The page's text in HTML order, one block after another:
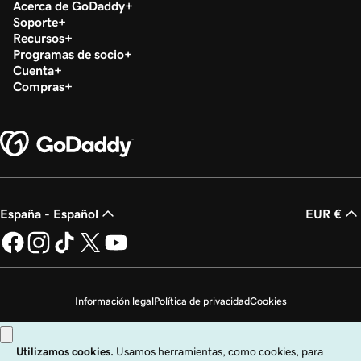
Lección 21 (de 23)
Publicar mi sitio web
Lección 22 (de 23)
Cancelar la publicación de mi sitio web
Crear mi página de inicio en Sitios web +
Acerca de GoDaddy
Soporte
Recursos
Programas de socio
Cuenta
Compras
España - Español EUR €
Información legalPolítica de privacidadCookies